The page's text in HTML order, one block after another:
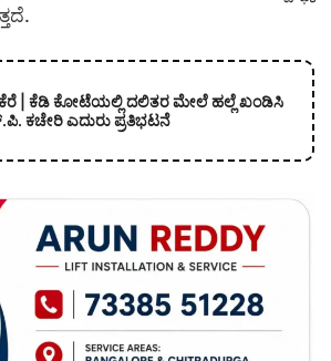
| ಕೆಡಿ ಕೋಟೆಯಲ್ಲಿ ದಲಿತರ ಮೇಲೆ ಹಲ್ಲೆ ಖಂಡಿಸಿ
ಕಚೇರಿ ಎದುರು ಪ್ರತಿಭಟನೆ